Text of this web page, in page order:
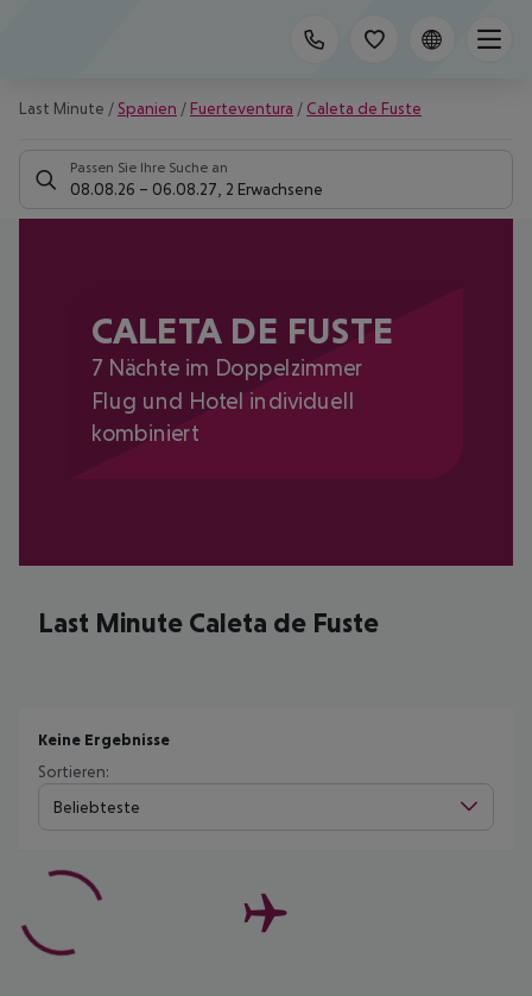
Last Minute / Spanien / Fuerteventura / Caleta de Fuste
Passen Sie Ihre Suche an
08.08.26 – 06.08.27 2 Erwachsene
CALETA DE FUSTE
7 Nächte im Doppelzimmer
Flug und Hotel individuell
kombiniert
Last Minute Caleta de Fuste
Keine Ergebnisse
Sortieren:
Beliebteste